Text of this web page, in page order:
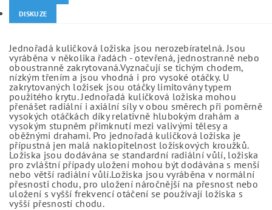
DISKUZE
Jednořadá kuličková ložiska jsou nerozebíratelná. Jsou
vyráběna v několika řadách - otevřená, jednostranně nebo
oboustranně zakrytovaná.Vyznačují se tichým chodem,
nízkým třením a jsou vhodná i pro vysoké otáčky. U
zakrytovaných ložisek jsou otáčky limitovány typem
použitého krytu. Jednořadá kuličková ložiska mohou
přenášet radiální i axiální síly v obou směrech při poměrně
vysokých otáčkách díky relativně hlubokým drahám a
vysokým stupněm přimknutí mezi valivými tělesy a
oběžnými drahami. Pro jednořadá kuličková ložiska je
přípustná jen malá naklopitelnost ložiskových kroužků.
Ložiska jsou dodávána se standardní radiální vůlí, ložiska
pro zvláštní případy uložení mohou být dodávána s menší
nebo větší radiální vůlí.Ložiska jsou vyráběna v normální
přesnosti chodu, pro uložení náročnější na přesnost nebo
uložení s vyšší frekvencí otáčení se používají ložiska s
vyšší přesností chodu.